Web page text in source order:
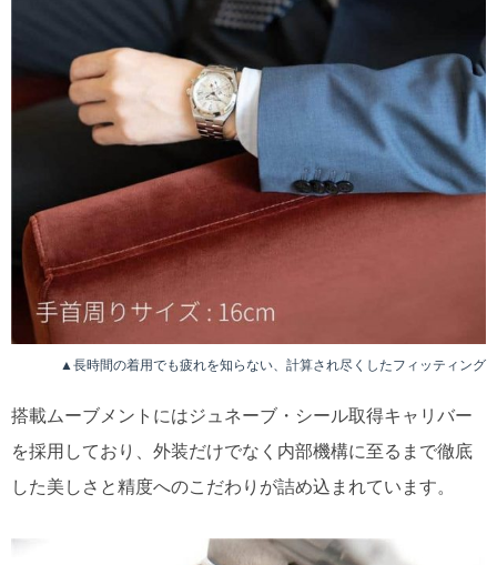
▲長時間の着用でも疲れを知らない、計算され尽くしたフィッティング
搭載ムーブメントにはジュネーブ・シール取得キャリバー
を採用しており、外装だけでなく内部機構に至るまで徹底
した美しさと精度へのこだわりが詰め込まれています。